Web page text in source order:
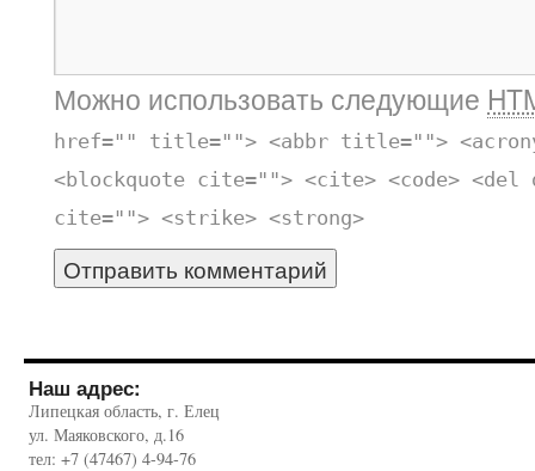
Можно использовать следующие
href="" title=""> <abbr title="">
<blockquote cite=""> <cite> <code> <del
cite=""> <strike> <strong>
Наш адрес:
Липецкая область, г. Елец
ул. Маяковского, д.16
тел: +7 (47467) 4-94-76